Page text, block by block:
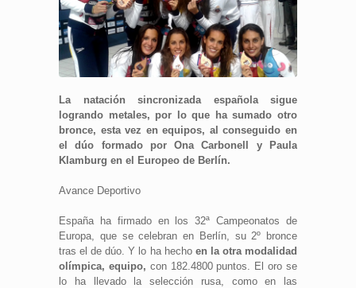
La natación sincronizada española sigue
logrando metales, por lo que ha sumado otro
bronce, esta vez en equipos, al conseguido en
el dúo formado por Ona Carbonell y Paula
Klamburg en el Europeo de Berlín.
Avance Deportivo
España ha firmado en los 32ª Campeonatos de
Europa, que se celebran en Berlín, su 2º bronce
tras el de dúo. Y lo ha hecho en la otra modalidad
olímpica, equipo, con 182.4800 puntos. El oro se
lo ha llevado la selección rusa, como en las